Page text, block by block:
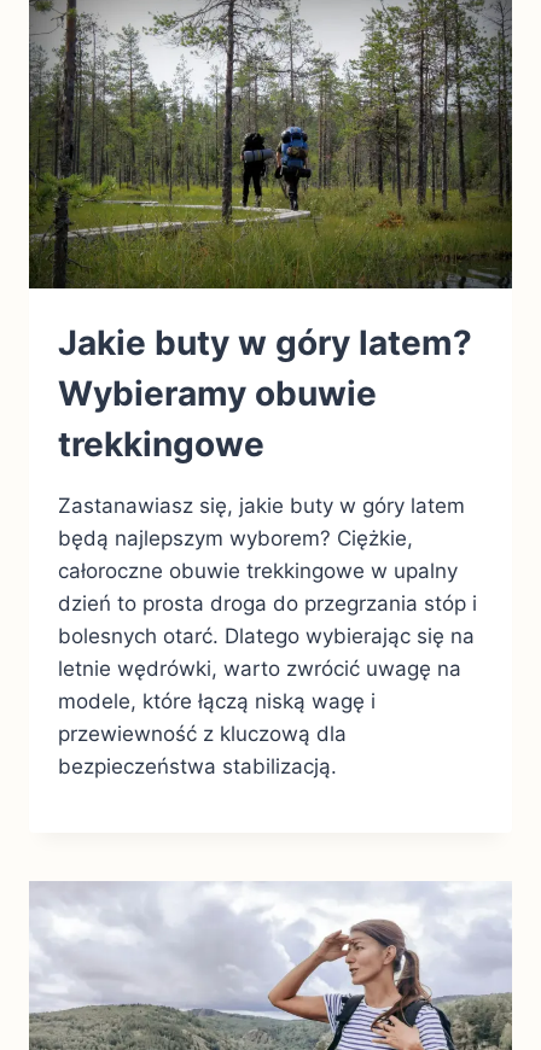
Jakie buty w góry latem?
Wybieramy obuwie
trekkingowe
Zastanawiasz się, jakie buty w góry latem
będą najlepszym wyborem? Ciężkie,
całoroczne obuwie trekkingowe w upalny
dzień to prosta droga do przegrzania stóp i
bolesnych otarć. Dlatego wybierając się na
letnie wędrówki, warto zwrócić uwagę na
modele, które łączą niską wagę i
przewiewność z kluczową dla
bezpieczeństwa stabilizacją.